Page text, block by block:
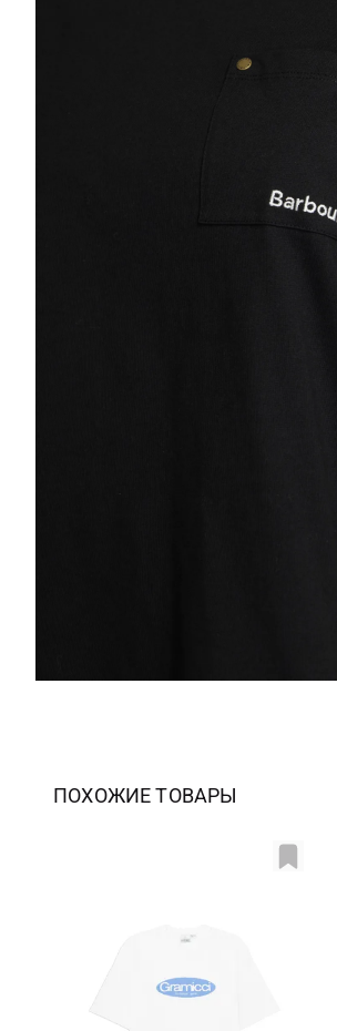
ПОХОЖИЕ ТОВАРЫ